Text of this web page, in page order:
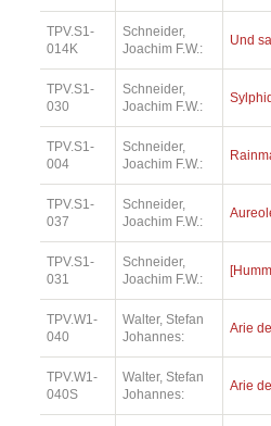
TPV.S1-
014K
Schneider,
Joachim F.W.:
Und
TPV.S1-
030
Schneider,
Joachim F.W.:
TPV.S1-
004
Schneider,
Joachim F.W.:
TPV.S1-
037
Schneider,
Joachim F.W.:
TPV.S1-
031
Schneider,
Joachim F.W.:
TPV.W1-
040
Walter, Stefan
Johannes:
Arie
TPV.W1-
040S
Walter, Stefan
Johannes:
Arie